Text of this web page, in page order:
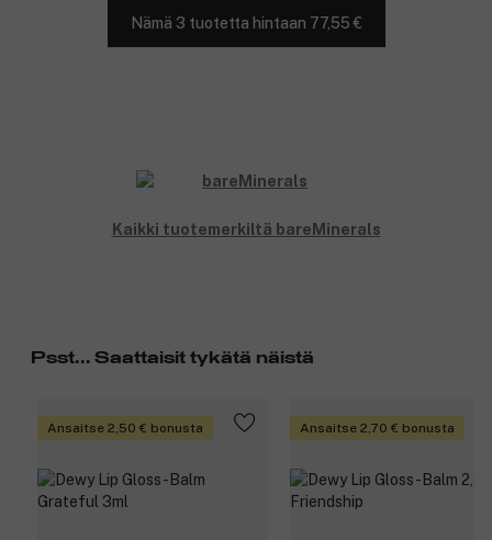
Nämä 3 tuotetta hintaan 77,55 €
Kaikki tuotemerkiltä bareMinerals
Psst... Saattaisit tykätä näistä
Ansaitse 2,50 € bonusta Ansaitse 2,70 € bonusta